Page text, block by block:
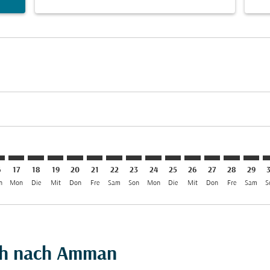
17
Mon
18
Die
19
Mit
JED–AMM: cmp-view-offers-disclaimer.
20
Don
JED–AMM: cmp-view-offers-disclaimer.
21
Fre
JED–AMM: cmp-view-offers-
22
Sam
JED–AMM: cmp-view-offers-
23
Son
JED–AMM: cmp-view-
24
Mon
JED–AMM: cmp-view-
25
Die
JED–AMM: cmp-
26
Mit
JED–AMM:
27
Don
28
Fre
29
Sam
nach Amman